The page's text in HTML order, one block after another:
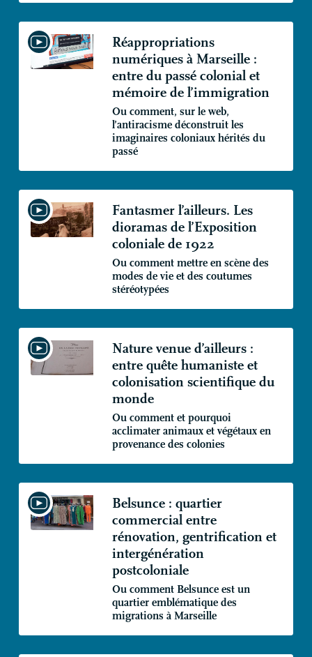
Réappropriations
numériques à Marseille :
entre du passé colonial et
mémoire de l’immigration
Ou comment, sur le web,
l’antiracisme déconstruit les
imaginaires coloniaux hérités du
passé
Fantasmer l’ailleurs. Les
dioramas de l’Exposition
coloniale de 1922
Ou comment mettre en scène des
modes de vie et des coutumes
stéréotypées
Nature venue d’ailleurs :
entre quête humaniste et
colonisation scientifique du
monde
Ou comment et pourquoi
acclimater animaux et végétaux en
provenance des colonies
Belsunce : quartier
commercial entre
rénovation, gentrification et
intergénération
postcoloniale
Ou comment Belsunce est un
quartier emblématique des
migrations à Marseille